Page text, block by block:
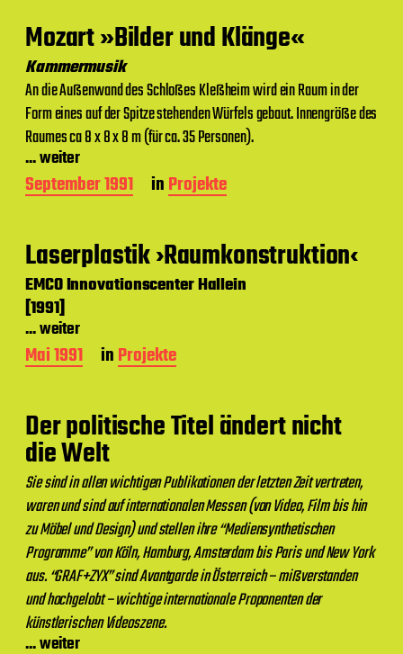
t
r
a
g
s
d
a
t
u
m
Mozart »Bilder und Klänge«
Kammermusik
An die Außenwand des Schloßes Kleßheim wird ein Raum in der
Form eines auf der Spitze stehenden Würfels gebaut. Innengröße des
Raumes ca 8 x 8 x 8 m (für ca. 35 Personen).
... weiter
B
e
t
r
a
g
s
d
a
t
September 1991 inProjekte
Laserplastik ›Raumkonstruktion‹
EMCO Innovationscenter Hallein
[1991]
... weiter
B
e
t
r
a
g
s
d
a
t
u
m
Mai 1991 inProjekte
Der politische Titel ändert nicht
die Welt
Sie sind in allen wichtigen Publikationen der letzten Zeit vertreten,
waren und sind auf internationalen Messen (von Video, Film bis hin
zu Möbel und Design) und stellen ihre “Mediensynthetischen
Programme” von Köln, Hamburg, Amsterdam bis Paris und New York
aus. “GRAF+ZYX” sind Avantgarde in Österreich – mißverstanden
und hochgelobt – wichtige internationale Proponenten der
künstlerischen Videoszene.
... weiter